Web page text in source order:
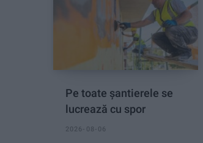
Pe toate șantierele se
lucrează cu spor
2026-08-06